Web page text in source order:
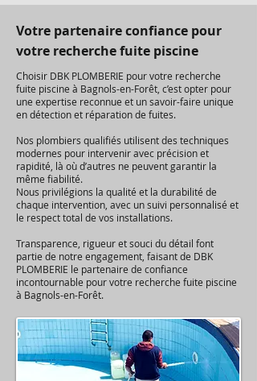
Votre partenaire confiance pour
votre recherche fuite piscine
Choisir DBK PLOMBERIE pour votre recherche
fuite piscine à Bagnols-en-Forêt, c’est opter pour
une expertise reconnue et un savoir-faire unique
en détection et réparation de fuites.
Nos plombiers qualifiés utilisent des techniques
modernes pour intervenir avec précision et
rapidité, là où d’autres ne peuvent garantir la
même fiabilité.
Nous privilégions la qualité et la durabilité de
chaque intervention, avec un suivi personnalisé et
le respect total de vos installations.
Transparence, rigueur et souci du détail font
partie de notre engagement, faisant de DBK
PLOMBERIE le partenaire de confiance
incontournable pour votre recherche fuite piscine
à Bagnols-en-Forêt.